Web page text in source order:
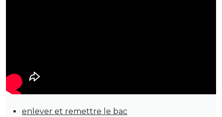
enlever et remettre le bac